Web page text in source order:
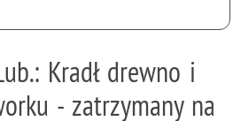
Kradł drewno i
- zatrzymany na